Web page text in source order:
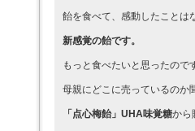
飴を食べて、感動したことは
新感覚の飴です。
もっと食べたいと思ったので
母親にどこに売っているのか
「点心梅飴」UHA味覚糖から